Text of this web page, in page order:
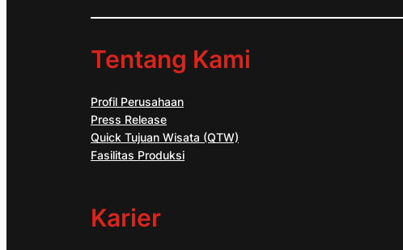
Tentang Kami
Profil Perusahaan
Press Release
Quick Tujuan Wisata (QTW)
Fasilitas Produksi
Karier